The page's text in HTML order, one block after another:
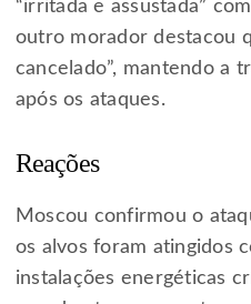
“irritada e assustada”
outro morador destacou
cancelado”, mantendo a
após os ataques.
Reações
Moscou confirmou o
os alvos foram atingidos
instalações energéticas